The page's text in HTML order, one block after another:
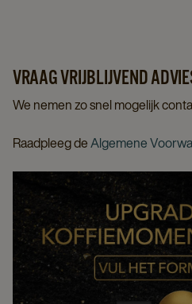
VRAAG VRIJBLIJVEND
We nemen zo snel mogelijk
Raadpleeg deAlgemene